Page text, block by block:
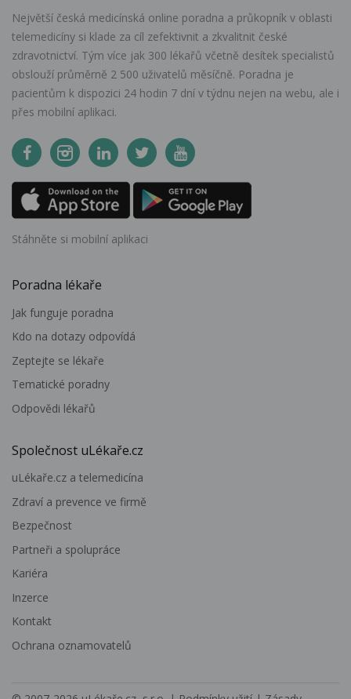
Největší česká medicínská online poradna a průkopník v oblasti
telemedicíny si klade za cíl zefektivnit a zkvalitnit české
zdravotnictví. Tým více jak 300 lékařů včetně desítek specialistů
obslouží průměrně 2 500 uživatelů měsíčně. Poradna je
pacientům k dispozici 24 hodin 7 dní v týdnu nejen na webu, ale i
přes mobilní aplikaci.
Stáhněte si mobilní aplikaci
Poradna lékaře
Jak funguje poradna
Kdo na dotazy odpovídá
Zeptejte se lékaře
Tematické poradny
Odpovědi lékařů
Společnost uLékaře.cz
uLékaře.cz a telemedicína
Zdraví a prevence ve firmě
Bezpečnost
Partneři a spolupráce
Kariéra
Inzerce
Kontakt
Ochrana oznamovatelů